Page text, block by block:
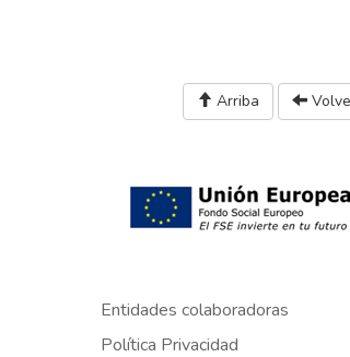
Arriba
Entidades colaboradoras
Política Privacidad